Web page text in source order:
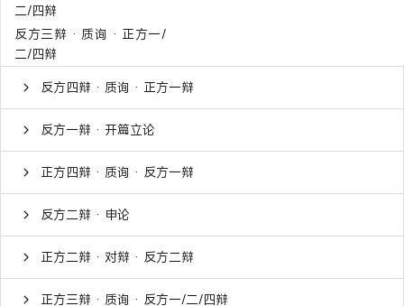
二/四辩
反方三辩 · 质询 · 正方一/
二/四辩
反方四辩 · 质询 · 正方一辩
反方一辩 · 开篇立论
正方四辩 · 质询 · 反方一辩
反方二辩 · 申论
正方二辩 · 对辩 · 反方二辩
正方三辩 · 质询 · 反方一/二/四辩